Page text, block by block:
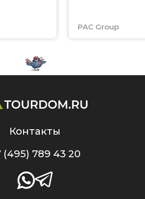
PAC Group
Контакты
(495) 789 43 20